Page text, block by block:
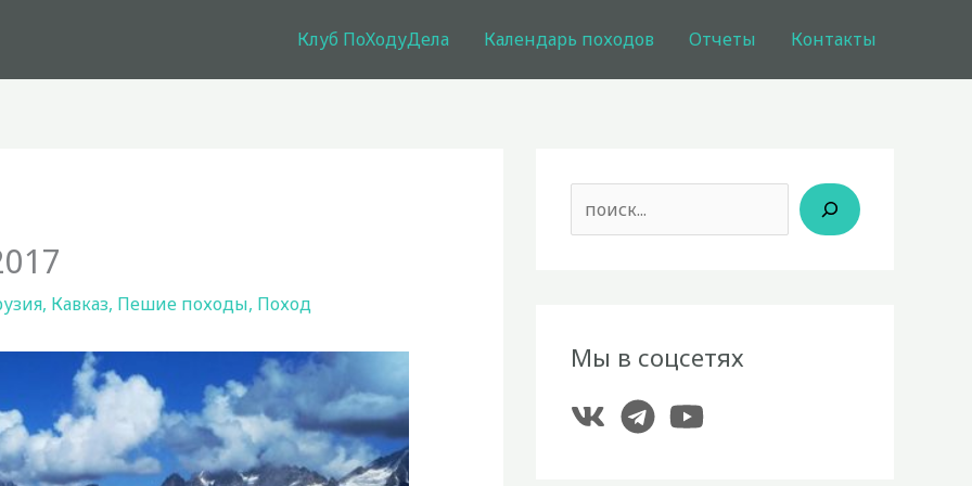
Клуб ПоХодуДела Календарь походов Отчеты Контакты
, Кавказ, Пешие походы, Поход
Мы в соцсетях